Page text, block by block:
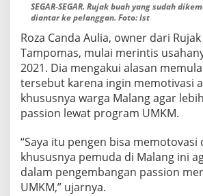
SEGAR-SEGAR. Rujak buah yang sudah
diantar ke pelanggan. Foto: Ist
Roza Canda Aulia, owner dari Rujak
Tampomas, mulai merintis
2021. Dia mengakui alasan
tersebut karena ingin memotivasi
khususnya warga Malang agar
passion lewat program UMKM.
“Saya itu pengen bisa memotovasi
khususnya pemuda di Malang ini
dalam pengembangan passion
UMKM,” ujarnya.